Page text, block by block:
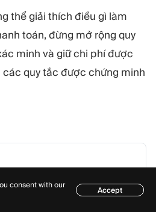
thể giải thích điều gì làm
toán, đừng mở rộng quy
minh và giữ chi phí được
quy tắc được chứng minh
đề xuất trước hóa
consent with our
Accept